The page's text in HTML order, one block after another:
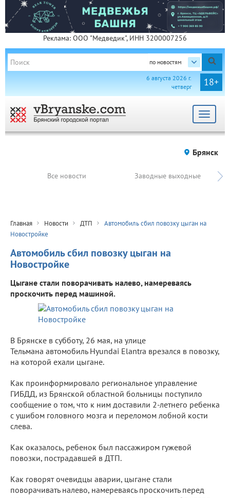
Реклама: ООО "Медведик", ИНН 3200007256
по новостям
18+
6 августа 2026 г.
четверг
Toggle
Брянск
Все новости Заводные выходные
Главная Новости ДТП
Автомобиль сбил повозку цыган на
Новостройке
Автомобиль сбил повозку цыган на
Новостройке
Цыгане стали поворачивать налево, намереваясь
проскочить перед машиной.
В Брянске в субботу, 26 мая, на улице
Тельмана автомобиль Hyundai Elantra врезался в повозку,
на которой ехали цыгане.
Как проинформировало региональное управление
ГИБДД, из Брянской областной больницы поступило
сообщение о том, что к ним доставили 2-летнего ребенка
с ушибом головного мозга и переломом лобной кости
слева.
Как оказалось, ребенок был пассажиром гужевой
повозки, пострадавшей в ДТП.
Как говорят очевидцы аварии, цыгане стали
поворачивать налево, намереваясь проскочить перед